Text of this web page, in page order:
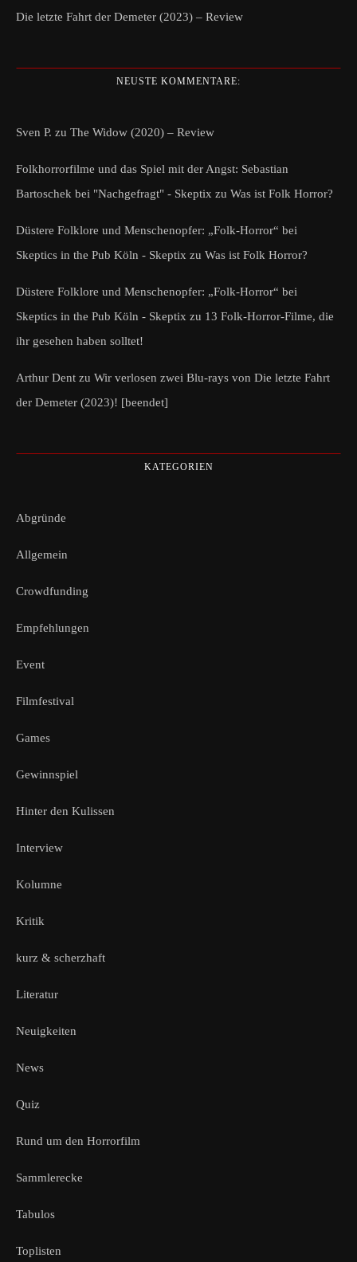
Die letzte Fahrt der Demeter (2023) – Review
NEUSTE KOMMENTARE:
Sven P. zu The Widow (2020) – Review
Folkhorrorfilme und das Spiel mit der Angst: Sebastian
Bartoschek bei "Nachgefragt" - Skeptix zu Was ist Folk Horror?
Düstere Folklore und Menschenopfer: „Folk-Horror“ bei
Skeptics in the Pub Köln - Skeptix zu Was ist Folk Horror?
Düstere Folklore und Menschenopfer: „Folk-Horror“ bei
Skeptics in the Pub Köln - Skeptix zu 13 Folk-Horror-Filme, die
ihr gesehen haben solltet!
Arthur Dent zu Wir verlosen zwei Blu-rays von Die letzte Fahrt
der Demeter (2023)! [beendet]
KATEGORIEN
Abgründe
Allgemein
Crowdfunding
Empfehlungen
Event
Filmfestival
Games
Gewinnspiel
Hinter den Kulissen
Interview
Kolumne
Kritik
kurz & scherzhaft
Literatur
Neuigkeiten
News
Quiz
Rund um den Horrorfilm
Sammlerecke
Tabulos
Toplisten